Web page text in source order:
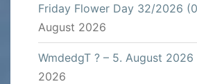
Friday Flower Day 32/2026
August 2026
WmdedgT ? – 5. August 2026
2026